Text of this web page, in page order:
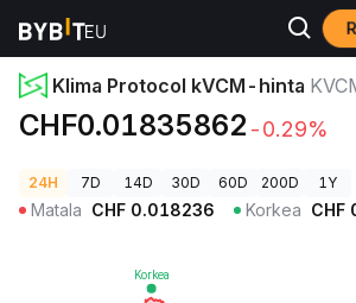
Kryptohinnat Klima Protocol kVCM-hinta
Klima Protocol kVCM-hinta
CHF0.01835862 -0.29%
24H 7D 14D 30D 60D 200D 1Y
Matala CHF 0.018236 Korkea CHF